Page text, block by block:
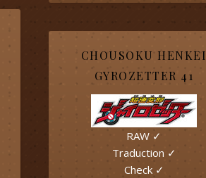
CHOUSOKU HENKEI
GYROZETTER 41
RAW ✓
Traduction ✓
Check ✓